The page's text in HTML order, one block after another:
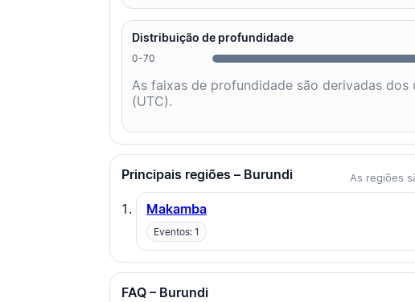
Distribuição de profundidade
0-70
As faixas de profundidade são derivadas dos
(UTC).
Principais regiões – Burundi As regiões
Makamba
Eventos: 1
FAQ – Burundi